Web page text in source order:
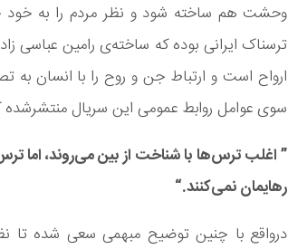
وحشت هم ساخته شود و نظر مردم را به خود
ترسناک ایرانی بوده که ساخته‌ی رامین عباسی
ارواح است و ارتباط جن و روح را با انسان به
سوی عوامل روابط عمومی این سریال
” اغلب ترس‌ها با شناخت از بین می‌روند، اما
رهایمان نمی‌کنند.
“
درواقع با چنین توضیح مبهمی سعی شده تا